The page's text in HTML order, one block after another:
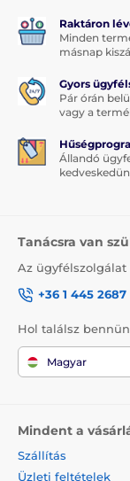
Raktáron
Minden
másnap
Gyors
Pár órán
vagy a
Állandó
Tanácsra van
Az ügyfélszolgálat
+36 1 445 2687
Hol találsz
Magyar
Mindent a
Szállítás
Üzleti feltételek